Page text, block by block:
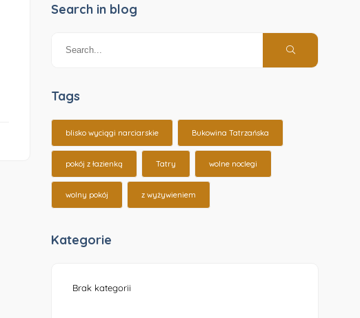
Search in blog
Tags
blisko wyciągi narciarskie Bukowina Tatrzańska
pokój z łazienką Tatry wolne noclegi
wolny pokój z wyżywieniem
Kategorie
Brak kategorii